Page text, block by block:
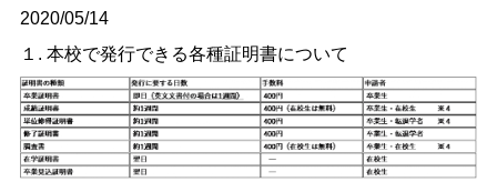
2020/05/14
１. 本校で発行できる各種証明書について